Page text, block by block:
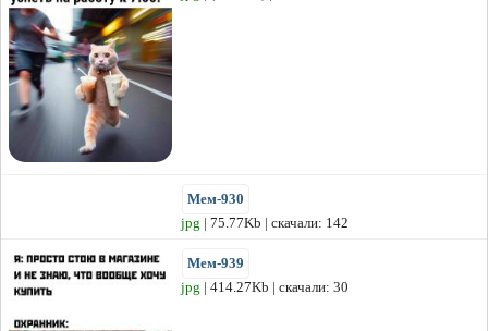
Мем-930
jpg | 75.77Kb | скачали: 142
Мем-939
jpg | 414.27Kb | скачали: 30